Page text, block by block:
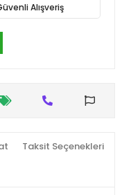
Alışveriş
Taksit Seçenekleri